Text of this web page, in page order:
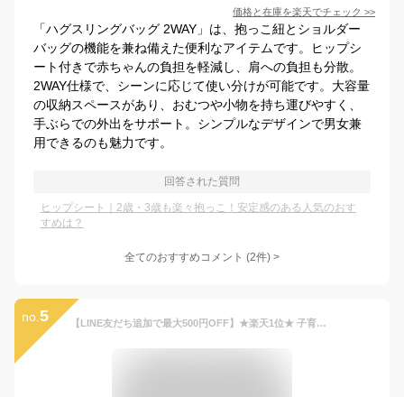
価格と在庫を楽天でチェック >>
「ハグスリングバッグ 2WAY」は、抱っこ紐とショルダー
バッグの機能を兼ね備えた便利なアイテムです。ヒップシ
ート付きで赤ちゃんの負担を軽減し、肩への負担も分散。
2WAY仕様で、シーンに応じて使い分けが可能です。大容量
の収納スペースがあり、おむつや小物を持ち運びやすく、
手ぶらでの外出をサポート。シンプルなデザインで男女兼
用できるのも魅力です。
回答された質問
ヒップシート｜2歳・3歳も楽々抱っこ！安定感のある人気のおす
すめは？
全てのおすすめコメント (2件) >
no. 5 【LINE友だち追加で最大500円OFF】★楽天1位★ 子育てベストアイテム大賞 他多数受賞【公式】POMULU ポムル 赤ちゃん 抱っこ スリング 抱っこ紐 ヒップシート バッグ ベビースリング 男性 紐 斜め 腰 子供 ショルダー